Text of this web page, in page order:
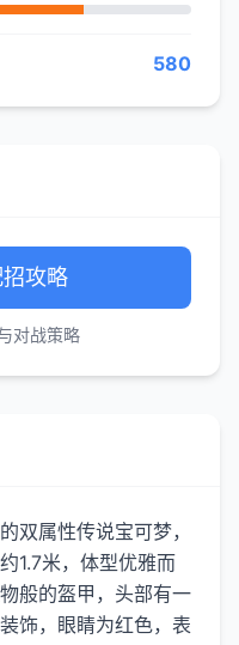
580
攻略
对战策略
双属性传说宝可梦，
1.7米，体型优雅而
般的盔甲，头部有一
饰，眼睛为红色，表